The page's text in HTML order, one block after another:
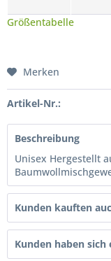
Größentabelle
Merken
Artikel-Nr.:
Beschreibung
Unisex Hergestellt
Kunden kauften
Kunden haben sich